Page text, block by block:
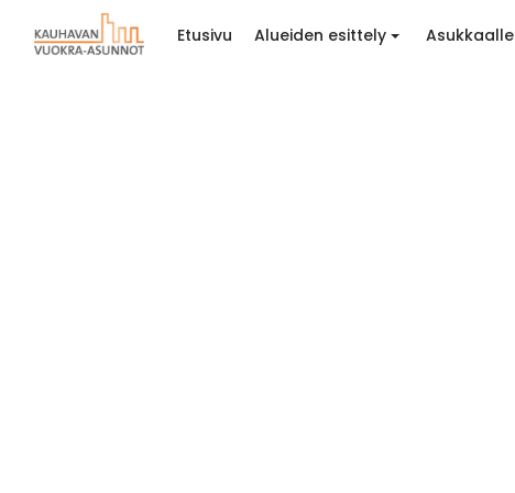
Etusivu Alueiden esittely Asukkaalle